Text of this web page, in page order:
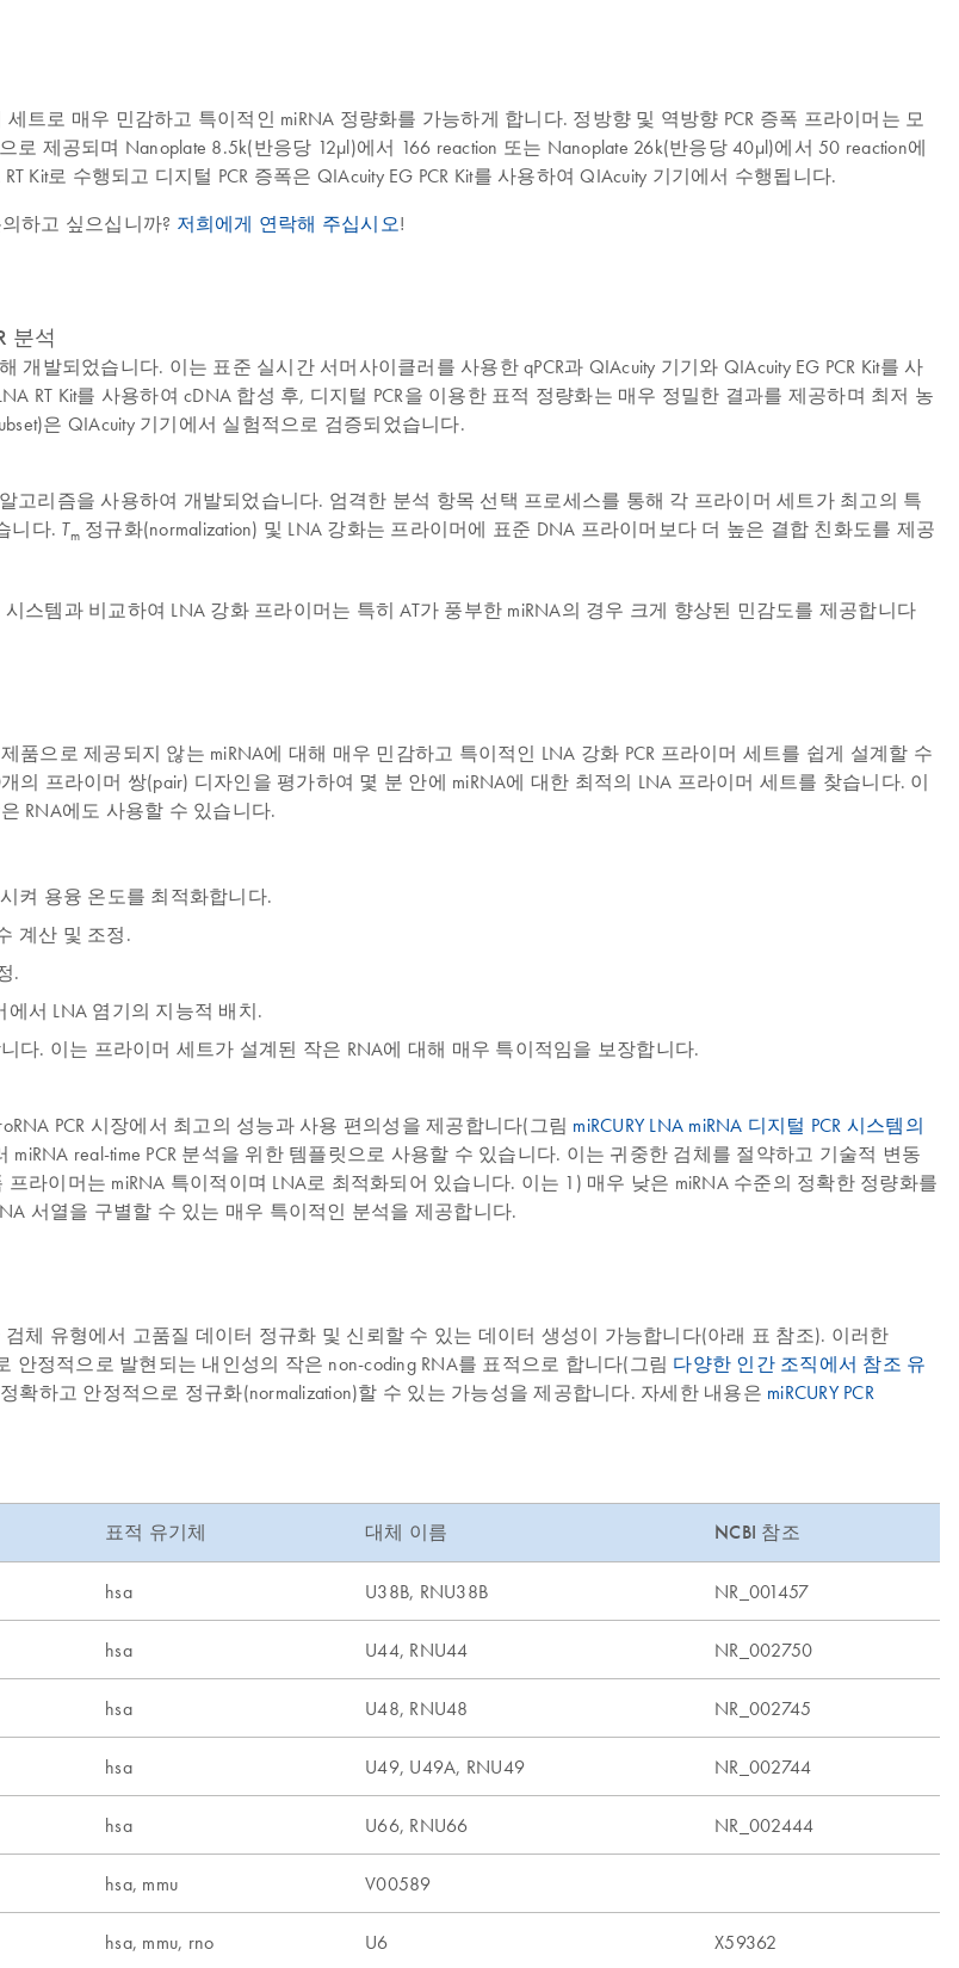
머 세트로 매우 민감하고 특이적인 miRNA 정량화를 가능하게 합니다. 정방향 및 역방향 PCR 증폭 프라이머는 모
제공되며 Nanoplate 8.5k(반응당 12μl)에서 166 reaction 또는 Nanoplate 26k(반응당 40μl)에서 50 reaction에
Kit로 수행되고 디지털 PCR 증폭은 QIAcuity EG PCR Kit를 사용하여 QIAcuity 기기에서 수행됩니다.
하고 싶으십니까? 저희에게 연락해 주십시오!
분석
개발되었습니다. 이는 표준 실시간 서머사이클러를 사용한 qPCR과 QIAcuity 기기와 QIAcuity EG PCR Kit를 사
RT Kit를 사용하여 cDNA 합성 후, 디지털 PCR을 이용한 표적 정량화는 매우 정밀한 결과를 제공하며 최저 농
은 QIAcuity 기기에서 실험적으로 검증되었습니다.
알고리즘을 사용하여 개발되었습니다. 엄격한 분석 항목 선택 프로세스를 통해 각 프라이머 세트가 최고의 특
니다. Tm 정규화(normalization) 및 LNA 강화는 프라이머에 표준 DNA 프라이머보다 더 높은 결합 친화도를 제공
스템과 비교하여 LNA 강화 프라이머는 특히 AT가 풍부한 miRNA의 경우 크게 향상된 민감도를 제공합니다
제품으로 제공되지 않는 miRNA에 대해 매우 민감하고 특이적인 LNA 강화 PCR 프라이머 세트를 쉽게 설계할 수
프라이머 쌍(pair) 디자인을 평가하여 몇 분 안에 miRNA에 대한 최적의 LNA 프라이머 세트를 찾습니다. 이
RNA에도 사용할 수 있습니다.
켜 용융 온도를 최적화합니다.
계산 및 조정.
.
서 LNA 염기의 지능적 배치.
다. 이는 프라이머 세트가 설계된 작은 RNA에 대해 매우 특이적임을 보장합니다.
PCR 시장에서 최고의 성능과 사용 편의성을 제공합니다(그림 miRCURY LNA miRNA 디지털 PCR 시스템의
miRNA real-time PCR 분석을 위한 템플릿으로 사용할 수 있습니다. 이는 귀중한 검체를 절약하고 기술적 변동
라이머는 miRNA 특이적이며 LNA로 최적화되어 있습니다. 이는 1) 매우 낮은 miRNA 수준의 정확한 정량화를
서열을 구별할 수 있는 매우 특이적인 분석을 제공합니다.
체 유형에서 고품질 데이터 정규화 및 신뢰할 수 있는 데이터 생성이 가능합니다(아래 표 참조). 이러한
정적으로 발현되는 내인성의 작은 non-coding RNA를 표적으로 합니다(그림 다양한 인간 조직에서 참조 유
확하고 안정적으로 정규화(normalization)할 수 있는 가능성을 제공합니다. 자세한 내용은 miRCURY PCR
표적 유기체 대체 이름 NCBI 참조
hsa U38B, RNU38B NR_001457
hsa U44, RNU44 NR_002750
hsa U48, RNU48 NR_002745
hsa U49, U49A, RNU49 NR_002744
hsa U66, RNU66 NR_002444
hsa, mmu V00589
hsa, mmu, rno U6 X59362